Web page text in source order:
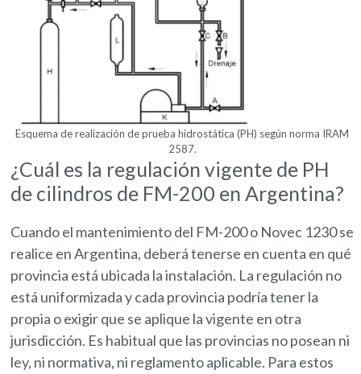
Esquema de realización de prueba hidrostática (PH) según norma IRAM
2587.
¿Cuál es la regulación vigente de PH
de cilindros de FM-200 en Argentina?
Cuando el mantenimiento del FM-200 o Novec 1230 se
realice en Argentina, deberá tenerse en cuenta en qué
provincia está ubicada la instalación. La regulación no
está uniformizada y cada provincia podría tener la
propia o exigir que se aplique la vigente en otra
jurisdicción. Es habitual que las provincias no posean ni
ley, ni normativa, ni reglamento aplicable. Para estos